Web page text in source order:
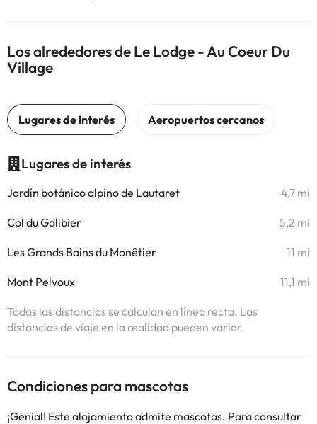
Los alrededores de Le Lodge - Au Coeur Du
Village
Lugares de interés
Jardín botánico alpino de Lautaret 4,7 mi
Col du Galibier 5,2 mi
Les Grands Bains du Monêtier 11 mi
Mont Pelvoux 11,1 mi
Todas las distancias se calculan en línea recta. Las
distancias de viaje en la realidad pueden variar.
Condiciones para mascotas
¡Genial! Este alojamiento admite mascotas. Para consultar